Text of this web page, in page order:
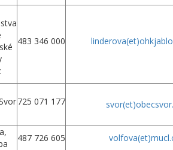
483 346 000
725 071 177
487 726 605